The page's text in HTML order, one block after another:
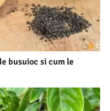
busuioc si cum le